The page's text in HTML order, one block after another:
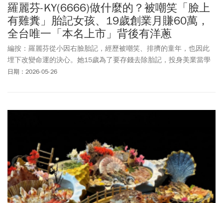
羅麗芬-KY(6666)做什麼的？被嘲笑「臉上
有雞糞」胎記女孩、19歲創業月賺60萬，
全台唯一「本名上市」背後有洋蔥
編按：羅麗芬從小因右臉胎記，經歷被嘲笑、排擠的童年，也因此
埋下改變命運的決心。她15歲為了要存錢去除胎記，投身美業當學
徒，19歲創業、經營台中第一家美容室，短短數月，每個月淨利衝
際醫研集團總裁，羅麗芬用她的故事證明：不完美不是限制、枷
鎖，而是讓她懂得感同身受的禮物。
日期：2026-05-26